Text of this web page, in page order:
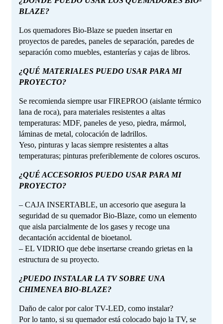
BLAZE?
Los quemadores Bio-Blaze se pueden insertar en
proyectos de paredes, paneles de separación, paredes de
separación como muebles, estanterías y cajas de libros.
¿QUÉ MATERIALES PUEDO USAR PARA MI
PROYECTO?
Se recomienda siempre usar FIREPROO (aislante térmico
lana de roca), para materiales resistentes a altas
temperaturas: MDF, paneles de yeso, piedra, mármol,
láminas de metal, colocación de ladrillos.
Yeso, pinturas y lacas siempre resistentes a altas
temperaturas; pinturas preferiblemente de colores oscuros.
¿QUÉ ACCESORIOS PUEDO USAR PARA MI
PROYECTO?
– CAJA INSERTABLE, un accesorio que asegura la
seguridad de su quemador Bio-Blaze, como un elemento
que aisla parcialmente de los gases y recoge una
decantación accidental de bioetanol.
– EL VIDRIO que debe insertarse creando grietas en la
estructura de su proyecto.
¿PUEDO INSTALAR LA TV SOBRE UNA
CHIMENEA BIO-BLAZE?
Daño de calor por calor TV-LED, como instalar?
Por lo tanto, si su quemador está colocado bajo la TV, se